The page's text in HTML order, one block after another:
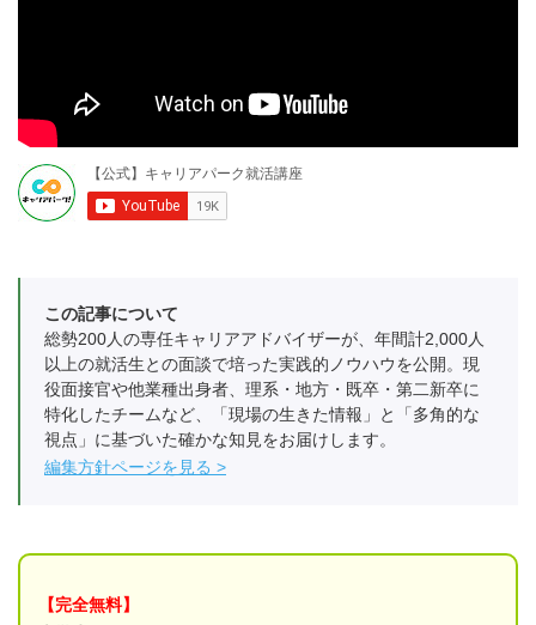
この記事について
総勢200人の専任キャリアアドバイザーが、年間計2,000人
以上の就活生との面談で培った実践的ノウハウを公開。現
役面接官や他業種出身者、理系・地方・既卒・第二新卒に
特化したチームなど、「現場の生きた情報」と「多角的な
視点」に基づいた確かな知見をお届けします。
編集方針ページを見る
【完全無料】